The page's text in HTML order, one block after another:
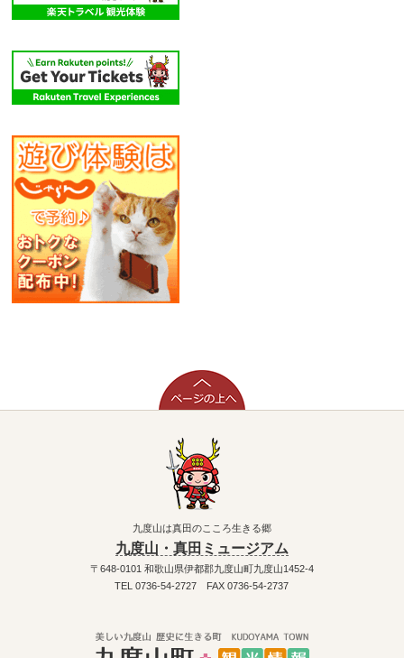
九度山は真田のこころ生きる郷
九度山・真田ミュージアム
〒648-0101 和歌山県伊都郡九度山町九度山1452-4
TEL 0736-54-2727 FAX 0736-54-2737